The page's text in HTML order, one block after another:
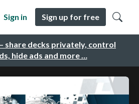
share decks privately, control
hide ads and more …
Sign in Sign up for free